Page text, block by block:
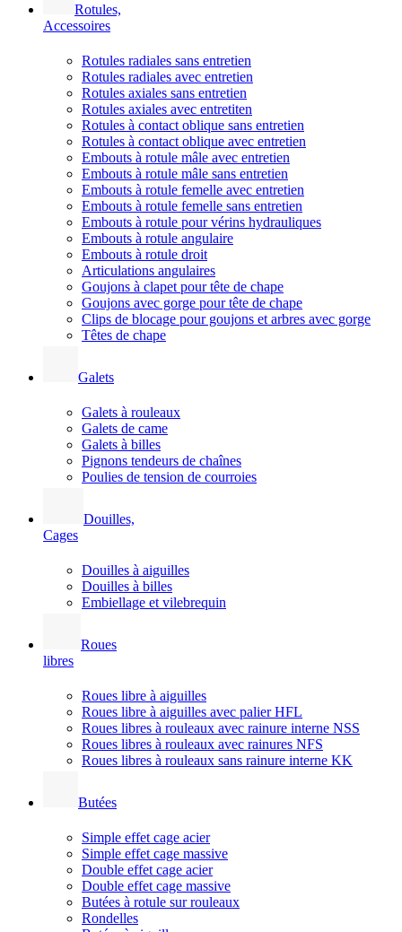
Rotules,
Accessoires
Rotules radiales sans entretien
Rotules radiales avec entretien
Rotules axiales sans entretien
Rotules axiales avec entretiten
Rotules à contact oblique sans entretien
Rotules à contact oblique avec entretien
Embouts à rotule mâle avec entretien
Embouts à rotule mâle sans entretien
Embouts à rotule femelle avec entretien
Embouts à rotule femelle sans entretien
Embouts à rotule pour vérins hydrauliques
Embouts à rotule angulaire
Embouts à rotule droit
Articulations angulaires
Goujons à clapet pour tête de chape
Goujons avec gorge pour tête de chape
Clips de blocage pour goujons et arbres avec gorge
Têtes de chape
Galets
Galets à rouleaux
Galets de came
Galets à billes
Pignons tendeurs de chaînes
Poulies de tension de courroies
Douilles,
Cages
Douilles à aiguilles
Douilles à billes
Embiellage et vilebrequin
Roues
libres
Roues libre à aiguilles
Roues libre à aiguilles avec palier HFL
Roues libres à rouleaux avec rainure interne NSS
Roues libres à rouleaux avec rainures NFS
Roues libres à rouleaux sans rainure interne KK
Butées
Simple effet cage acier
Simple effet cage massive
Double effet cage acier
Double effet cage massive
Butées à rotule sur rouleaux
Rondelles